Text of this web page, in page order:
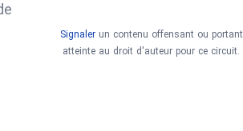
Signalerun contenu offensant ou portant
atteinte au droit d'auteur pour ce circuit.